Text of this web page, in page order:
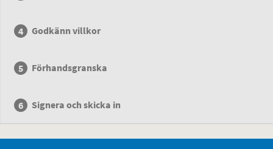
Godkänn villkor
Förhandsgranska
Signera och skicka in